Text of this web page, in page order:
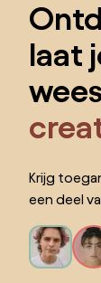
laat
Krijg
een deel